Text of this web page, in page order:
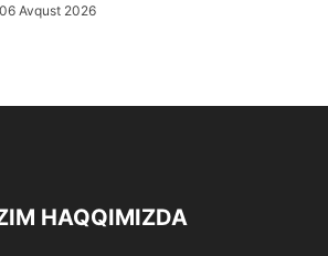
06 Avqust 2026
HAQQIMIZDA